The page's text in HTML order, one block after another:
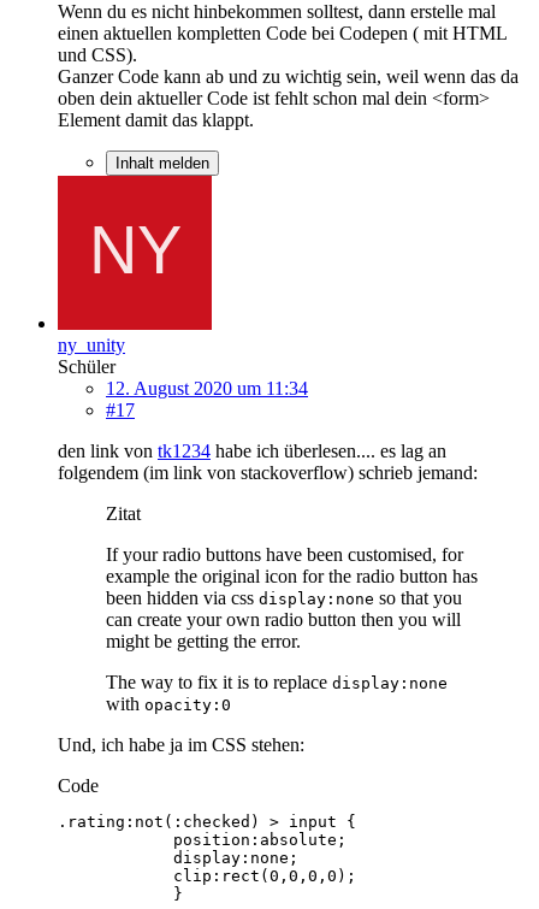
Wenn du es nicht hinbekommen solltest, dann erstelle mal
einen aktuellen kompletten Code bei Codepen ( mit HTML
und CSS).
Ganzer Code kann ab und zu wichtig sein, weil wenn das da
oben dein aktueller Code ist fehlt schon mal dein <form>
Element damit das klappt.
Inhalt melden
ny_unity
Schüler
12. August 2020 um 11:34
#17
den link von tk1234 habe ich überlesen.... es lag an
folgendem (im link von stackoverflow) schrieb jemand:
Zitat
If your radio buttons have been customised, for
example the original icon for the radio button has
been hidden via css display:none so that you
can create your own radio button then you will
might be getting the error.
The way to fix it is to replace display:none
with opacity:0
Und, ich habe ja im CSS stehen:
Code
            }